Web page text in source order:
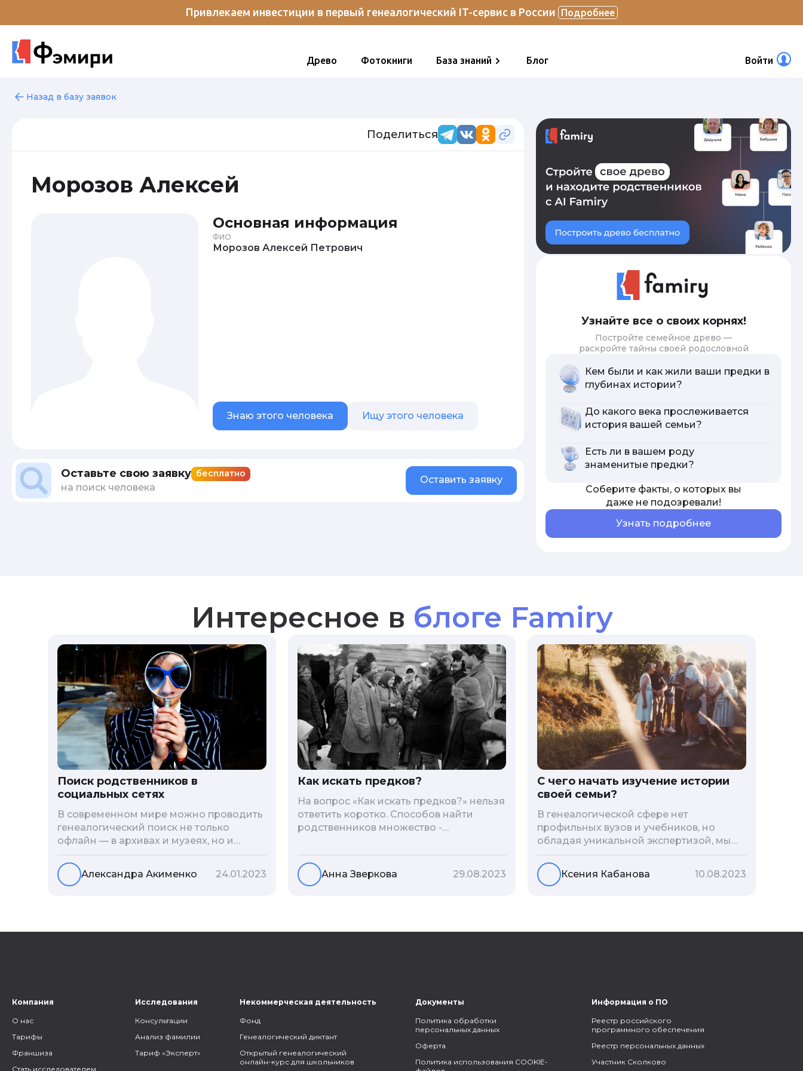
Привлекаем инвестиции в первый генеалогический IT-сервис в России Подробнее
Древо Фотокниги База знаний Блог Войти
Назад в базу заявок
Поделиться
Морозов Алексей
Основная информация
ФИО
Морозов Алексей Петрович
Знаю этого человека Ищу этого человека
Оставьте свою заявку бесплатно
на поиск человека
Оставить заявку
Узнайте все о своих корнях!
Постройте семейное древо —
раскройте тайны своей родословной
Кем были и как жили ваши предки в
глубинах истории?
До какого века прослеживается
история вашей семьи?
Есть ли в вашем роду
знаменитые предки?
Соберите факты, о которых вы
даже не подозревали!
Узнать подробнее
Интересное в блоге Famiry
Поиск родственников в
социальных сетях
В современном мире можно проводить
генеалогический поиск не только
офлайн — в архивах и музеях, но и
воспользоваться интернетом. Сегодня
мы расскажем вам как и в каких
социальных сетях можно провести
то, как грамотно построить с ними
Александра Акименко 24.01.2023
Как искать предков?
На вопрос «Как искать предков?» нельзя
ответить коротко. Способов найти
родственников множество -
социальные сети, ДНК-тесты, онлайн-
базы. Именно поэтому мы сделали для
вас подборку лучших статей блога
Анна Зверкова 29.08.2023
С чего начать изучение истории
своей семьи?
В генеалогической сфере нет
профильных вузов и учебников, но
обладая уникальной экспертизой, мы
разработали авторскую методологию
проведения архивно-генеалогических
исследований, ее мы закладываем и
Ксения Кабанова 10.08.2023
Компания
О нас
Тарифы
Франшиза
Стать исследователем
Исследования
Консультации
Анализ фамилии
Тариф «Эксперт»
Некоммерческая деятельность
Фонд
Генеалогический диктант
Открытый генеалогический
онлайн-курс для школьников
Документы
Политика обработки
персональных данных
Оферта
Политика использования COOKIE-
Информация о ПО
Реестр российского
программного обеспечения
Реестр персональных данных
Участник Сколково